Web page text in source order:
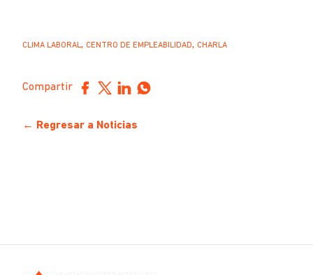
CLIMA LABORAL, CENTRO DE EMPLEABILIDAD, CHARLA
Compartir
← Regresar a Noticias